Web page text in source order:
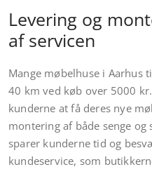
Levering og
af servicen
Mange møbelhuse i Aarhus
40 km ved køb over 5000
kunderne at få deres nye
montering af både senge
sparer kunderne tid og
kundeservice, som